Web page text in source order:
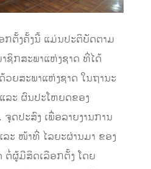
ກຕັ້ງຄັ້ງນີ້ ແມ່ນປະຕິບັດຕາມ
ຊິກສະພາແຫ່ງຊາດ ທີ່ໄດ້
ຍສະພາແຫ່ງຊາດ ໃນຖານະ
ະ ຜົນປະໂຫຍດຂອງ
ຈຸດປະສົງ ເພື່ອລາຍງານການ
ະ ໜ້າທີ່ ໄລຍະຜ່ານມາ ຂອງ
ຕໍ່ຜູ້ມີສິດເລືອກຕັ້ງ ໂດຍ